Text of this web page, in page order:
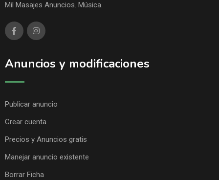
Mil Masajes Anuncios. Música.
Anuncios y modificaciones
Publicar anuncio
Crear cuenta
Precios y Anuncios gratis
Manejar anuncio existente
Borrar Ficha